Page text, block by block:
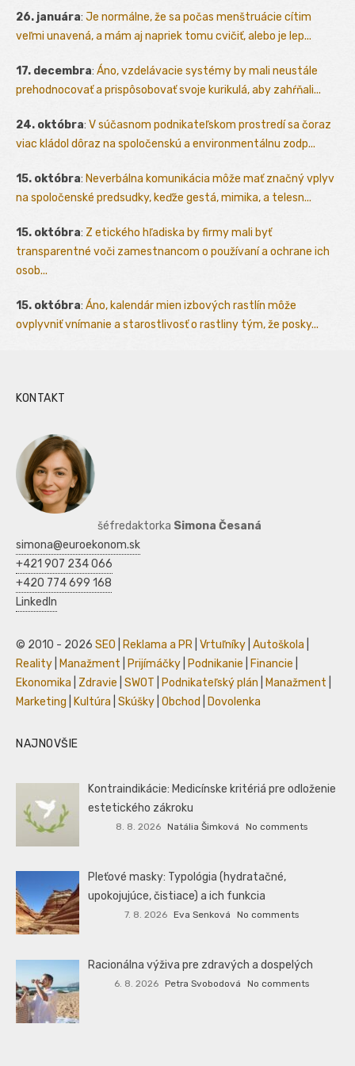
26. januára: Je normálne, že sa počas menštruácie cítim
veľmi unavená, a mám aj napriek tomu cvičiť, alebo je lep...
17. decembra: Áno, vzdelávacie systémy by mali neustále
prehodnocovať a prispôsobovať svoje kurikulá, aby zahŕňali...
24. októbra: V súčasnom podnikateľskom prostredí sa čoraz
viac kládol dôraz na spoločenskú a environmentálnu zodp...
15. októbra: Neverbálna komunikácia môže mať značný vplyv
na spoločenské predsudky, keďže gestá, mimika, a telesn...
15. októbra: Z etického hľadiska by firmy mali byť
transparentné voči zamestnancom o používaní a ochrane ich
osob...
15. októbra: Áno, kalendár mien izbových rastlín môže
ovplyvniť vnímanie a starostlivosť o rastliny tým, že posky...
KONTAKT
šéfredaktorka Simona Česaná
simona@euroekonom.sk
+421 907 234 066
+420 774 699 168
LinkedIn
© 2010 - 2026 SEO Reklama a PR Vrtuľníky Autoškola
Reality
Manažment Prijímáčky Podnikanie Financie
Ekonomika
Zdravie SWOT Podnikateľský plán Manažment
Marketing
Kultúra Skúšky Obchod Dovolenka
NAJNOVŠIE
Kontraindikácie: Medicínske kritériá pre odloženie
estetického zákroku
8. 8. 2026 Natália Šimková No comments
Pleťové masky: Typológia (hydratačné,
upokojujúce, čistiace) a ich funkcia
7. 8. 2026 Eva Senková No comments
Racionálna výživa pre zdravých a dospelých
6. 8. 2026 Petra Svobodová No comments